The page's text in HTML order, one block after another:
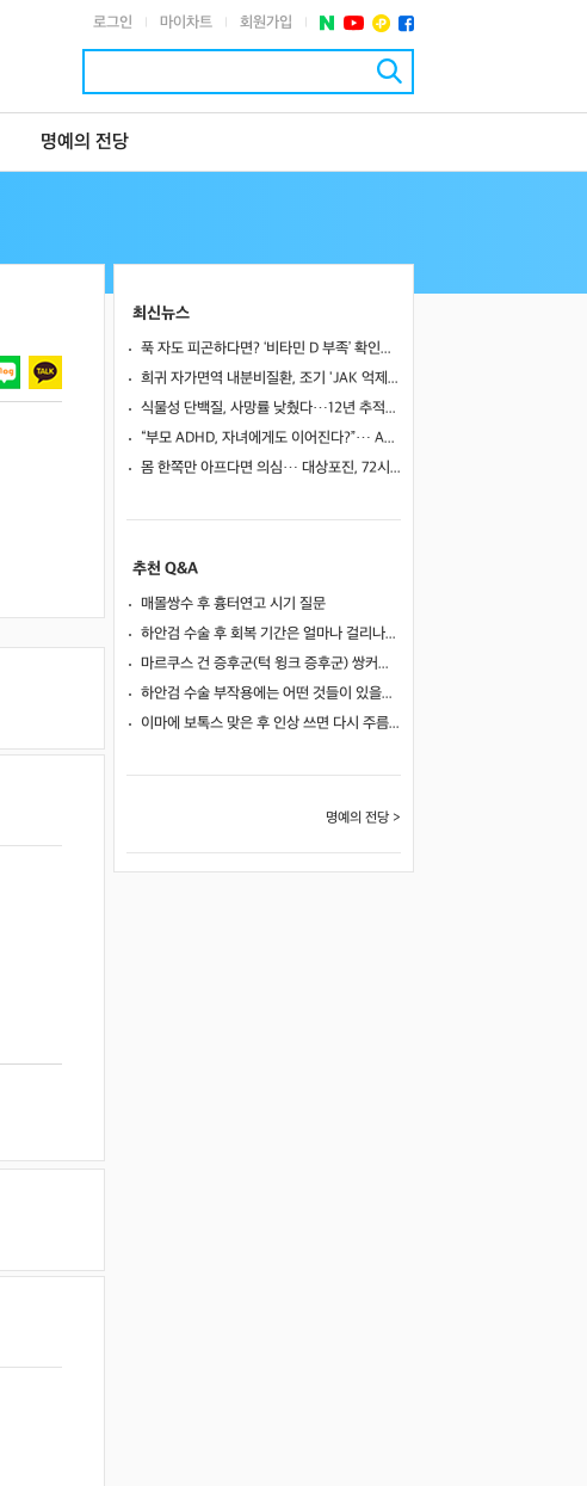
로그인 마이차트 회원가입
명예의 전당
최신뉴스
푹 자도 피곤하다면? ‘비타민 D 부족’ 확인해야
희귀 자가면역 내분비질환, 조기 'JAK 억제제'로 진행 막고 호르몬 기능 되살렸다
식물성 단백질, 사망률 낮췄다…12년 추적서 35% 감소
“부모 ADHD, 자녀에게도 이어진다?”… ADHD 진단 위험 4.47배 높아
몸 한쪽만 아프다면 의심… 대상포진, 72시간이 중요한 이유
추천 Q&A
매몰쌍수 후 흉터연고 시기 질문
하안검 수술 후 회복 기간은 얼마나 걸리나요?
마르쿠스 건 증후군(턱 윙크 증후군) 쌍커풀 수술 가능 여부
하안검 수술 부작용에는 어떤 것들이 있을까요?
이마에 보톡스 맞은 후 인상 쓰면 다시 주름이 생길까요?
명예의 전당 >